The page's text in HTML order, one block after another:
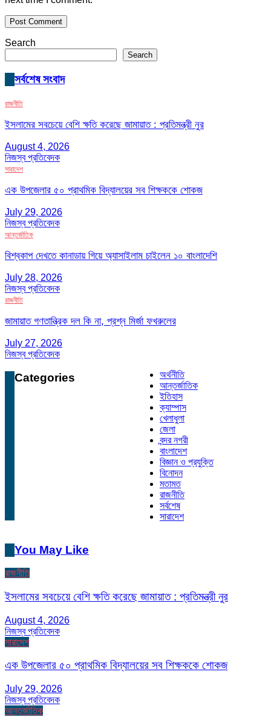
Search
Search
সর্বশেষ সংবাদ
রাজনীতি
ইসলামের সবচেয়ে বেশি ক্ষতি করেছে জামায়াত : প্রতিমন্ত্রী নুর
August 4, 2026
নিজস্ব প্রতিবেদক
সারাদেশ
এক উপজেলার ৫০ প্রাথমিক বিদ্যালয়ের সব শিক্ষককে শোকজ
July 29, 2026
নিজস্ব প্রতিবেদক
আন্তর্জাতিক
বিশ্বকাপ দেখতে কানাডায় গিয়ে অ্যাসাইলাম চাইলেন ১০ বাংলাদেশি
July 28, 2026
নিজস্ব প্রতিবেদক
রাজনীতি
জামায়াত গণতান্ত্রিক দল কি না, প্রশ্ন মির্জা ফখরুলের
July 27, 2026
নিজস্ব প্রতিবেদক
Categories
অর্থনীতি
আন্তর্জাতিক
ইতিহাস
ক্যাম্পাস
খেলাধুলা
জেলা
বন্দর নগরী
বাংলাদেশ
বিজ্ঞান ও প্রযুক্তি
বিনোদন
মতামত
রাজনীতি
সর্বশেষ
সারাদেশ
You May Like
রাজনীতি
ইসলামের সবচেয়ে বেশি ক্ষতি করেছে জামায়াত : প্রতিমন্ত্রী নুর
August 4, 2026
নিজস্ব প্রতিবেদক
সারাদেশ
এক উপজেলার ৫০ প্রাথমিক বিদ্যালয়ের সব শিক্ষককে শোকজ
July 29, 2026
নিজস্ব প্রতিবেদক
আন্তর্জাতিক